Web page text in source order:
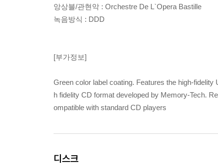
앙상블/관현악 : Orchestre De L`Opera Bastille
녹음방식 : DDD
[부가정보]
Green color label coating. Features the high-
h fidelity CD format developed by Memory-Tech.
ompatible with standard CD players
디스크